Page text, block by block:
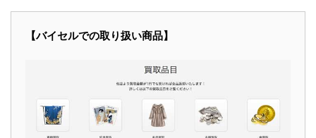
【バイセルでの取り扱い商品】